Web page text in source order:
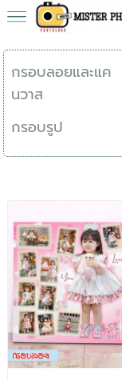
กรอบลอยและแค
นวาส
กรอบรูป